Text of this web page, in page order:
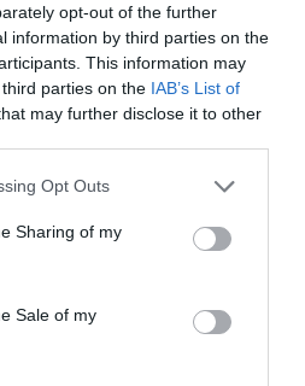
opt-out of the further
information by third parties on the
This information may
parties on the IAB’s List of
may further disclose it to other
app uses one or more Google
behaviour. You may click to
and its third-party tags to
purposes in below Google
Opt Outs
Sharing of my
Sale of my
ψήφους.